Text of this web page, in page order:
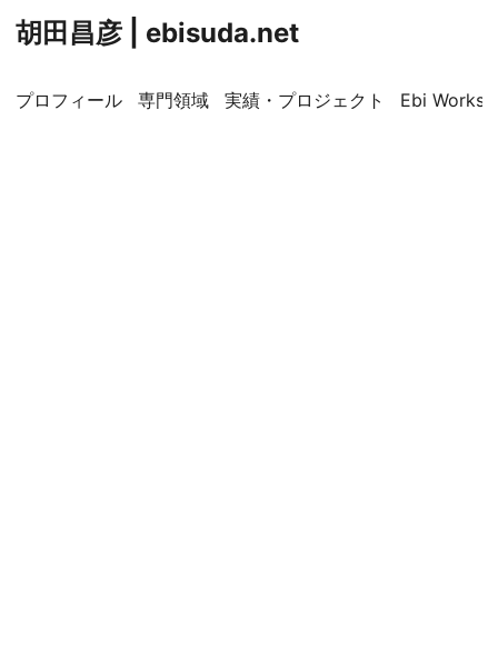
胡田昌彦 | ebisuda.net
プロフィール 専門領域 実績・プロジェクト Ebi